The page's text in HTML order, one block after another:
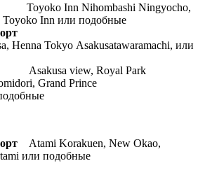
Toyoko Inn Nihombashi Ningyocho,
Toyoko Inn или подобные
Henna Tokyo Asakusatawaramachi, или
Asakusa view, Royal Park
Grand Prince
Atami Korakuen, New Okao,
или подобные